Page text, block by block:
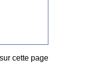
cette page